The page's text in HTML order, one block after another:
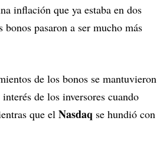
inflación que ya estaba en dos
pasaron a ser mucho más
de los bonos se mantuvieron
de los inversores cuando
que el Nasdaq se hundió con